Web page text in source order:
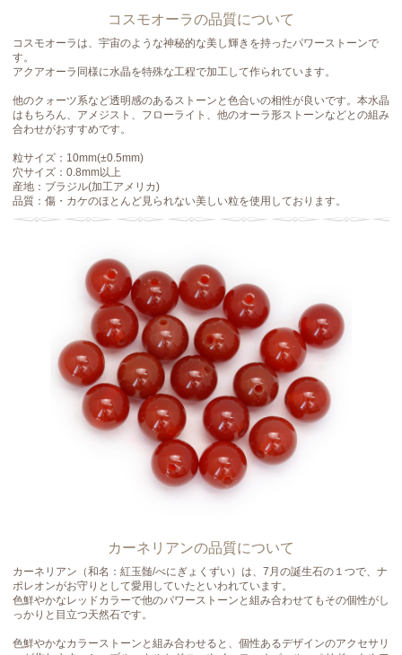
コスモオーラの品質について
コスモオーラは、宇宙のような神秘的な美し輝きを持ったパワーストーンで
す。
アクアオーラ同様に水晶を特殊な工程で加工して作られています。
他のクォーツ系など透明感のあるストーンと色合いの相性が良いです。本水晶
はもちろん、アメジスト、フローライト、他のオーラ形ストーンなどとの組み
合わせがおすすめです。
粒サイズ：10mm(±0.5mm)
穴サイズ：0.8mm以上
産地：ブラジル(加工アメリカ)
品質：傷・カケのほとんど見られない美しい粒を使用しております。
カーネリアンの品質について
カーネリアン（和名：紅玉髄/べにぎょくずい）は、7月の誕生石の１つで、ナ
ポレオンがお守りとして愛用していたといわれています。
色鮮やかなレッドカラーで他のパワーストーンと組み合わせてもその個性がし
っかりと目立つ天然石です。
色鮮やかなカラーストーンと組み合わせると、個性あるデザインのアクセサリ